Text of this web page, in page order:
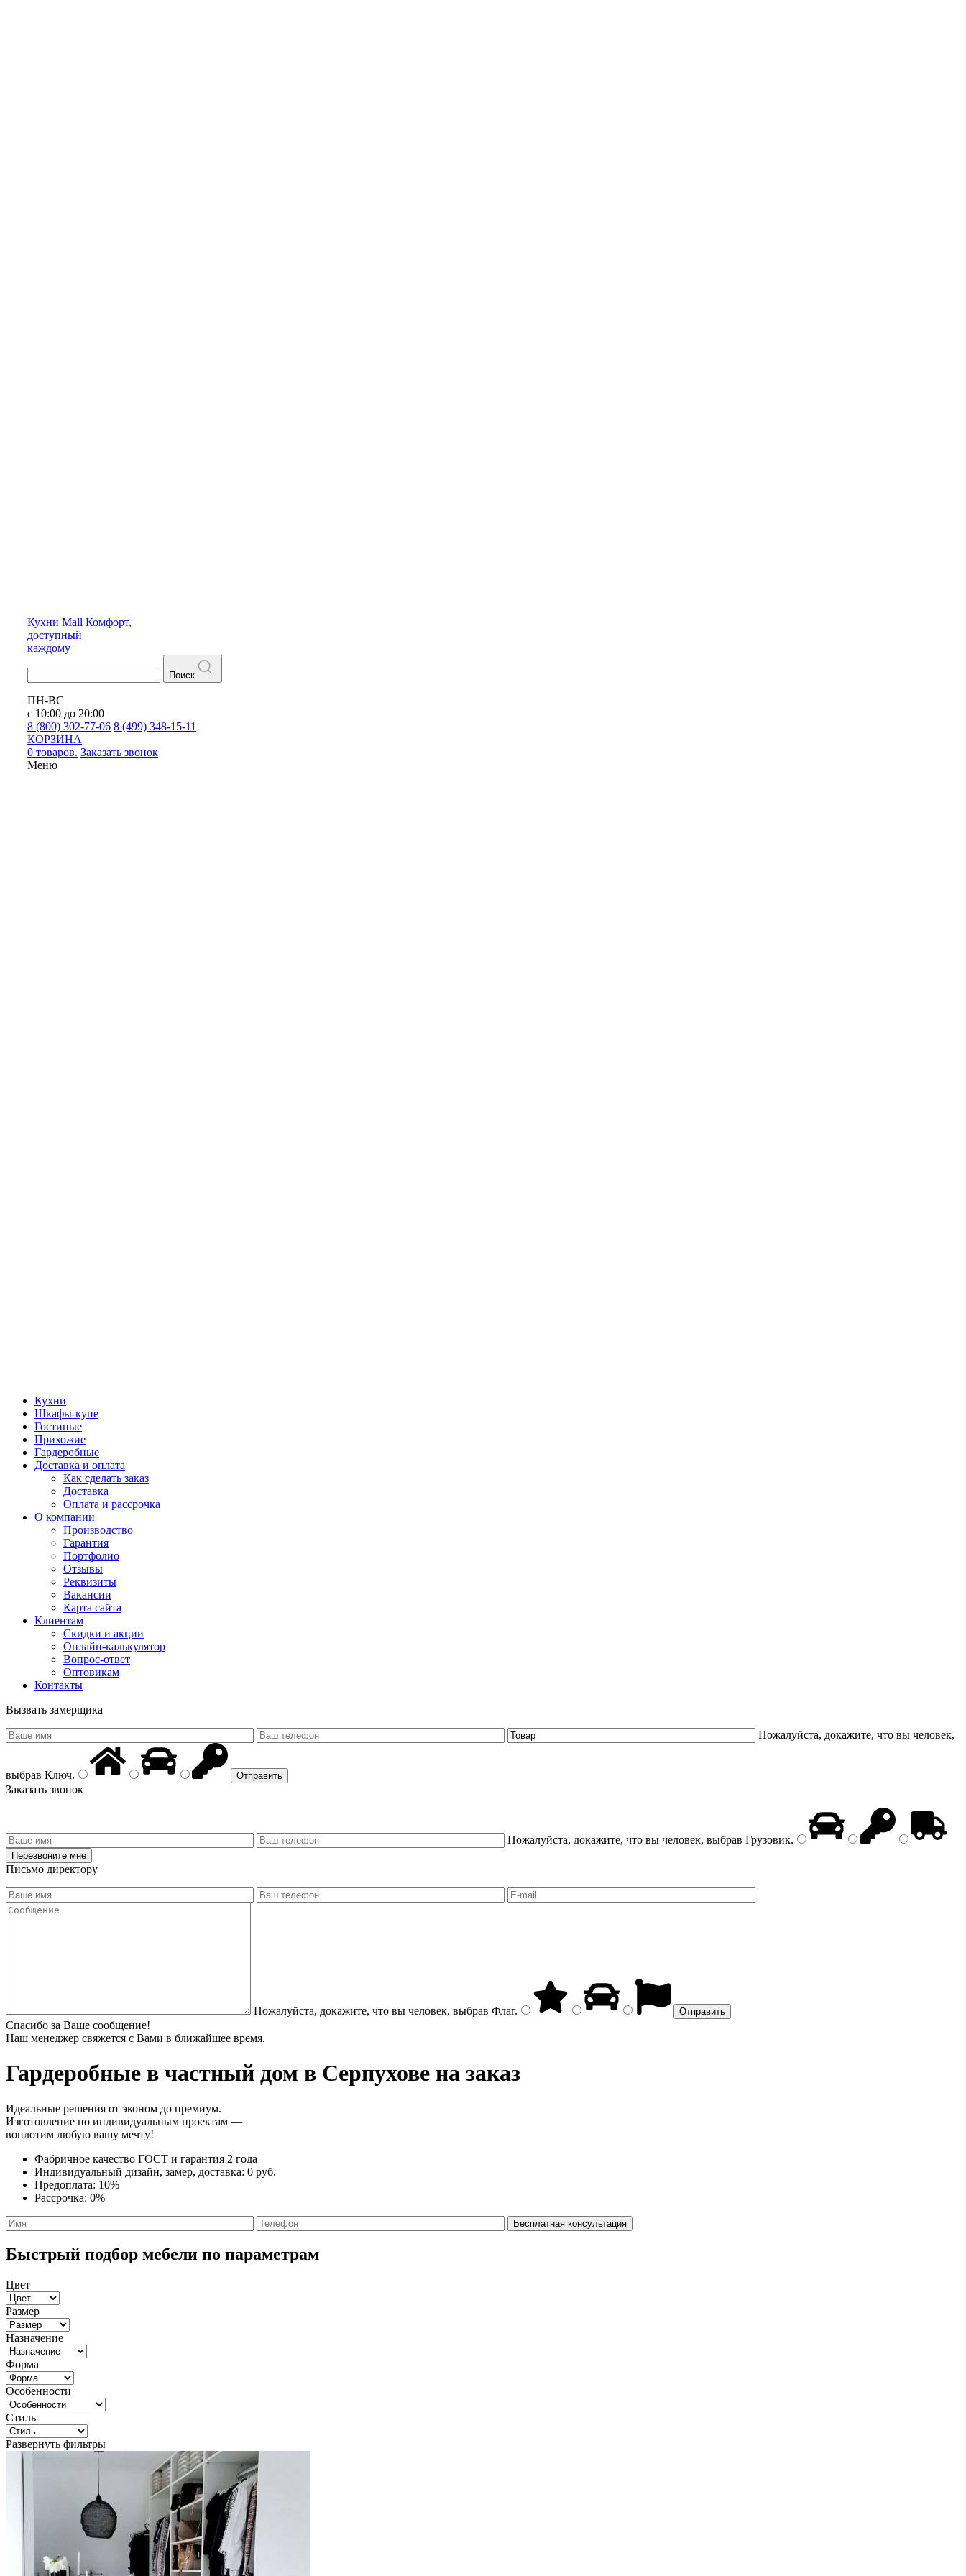
Кухни Mall Комфорт,
доступный
каждому
Поиск
ПН-ВС
с 10:00 до 20:00
8 (800) 302-77-06 8 (499) 348-15-11
КОРЗИНА
0 товаров. Заказать звонок
Меню
Кухни
Шкафы-купе
Гостиные
Прихожие
Гардеробные
Доставка и оплата
Как сделать заказ
Доставка
Оплата и рассрочка
О компании
Производство
Гарантия
Портфолио
Отзывы
Реквизиты
Вакансии
Карта сайта
Клиентам
Скидки и акции
Онлайн-калькулятор
Вопрос-ответ
Оптовикам
Контакты
Вызвать замерщика
Пожалуйста, докажите, что вы человек,
выбрав Ключ.
Заказать звонок
Пожалуйста, докажите, что вы человек, выбрав Грузовик.
Письмо директору
Пожалуйста, докажите, что вы человек, выбрав Флаг.
Спасибо за Ваше сообщение!
Наш менеджер свяжется с Вами в ближайшее время.
Гардеробные в частный дом в Серпухове на заказ
Идеальные решения от эконом до премиум.
Изготовление по индивидуальным проектам —
воплотим любую вашу мечту!
Фабричное качество ГОСТ и гарантия 2 года
Индивидуальный дизайн, замер, доставка: 0 руб.
Предоплата: 10%
Рассрочка: 0%
Быстрый подбор мебели по параметрам
Цвет
Размер
Назначение
Форма
Особенности
Стиль
Развернуть фильтры